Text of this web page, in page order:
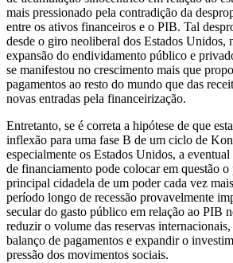
mais pressionado pela contradição da
entre os ativos financeiros e o PIB. Tal
desde o giro neoliberal dos Estados Unidos,
expansão do endividamento público e
se manifestou no crescimento mais que
pagamentos ao resto do mundo que das
novas entradas pela financeirização.
Entretanto, se é correta a hipótese de que
inflexão para uma fase B de um ciclo de
especialmente os Estados Unidos, a eventual
de financiamento pode colocar em questão
principal cidadela de um poder cada vez
período longo de recessão provavelmente
secular do gasto público em relação ao PIB
reduzir o volume das reservas
balanço de pagamentos e expandir o
pressão dos movimentos sociais.